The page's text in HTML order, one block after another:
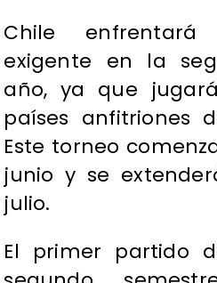
Chile
exigente en la
año, ya que
países anfitriones
Este torneo
junio y se
julio.
El primer partido